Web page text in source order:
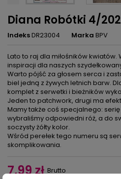
Diana Robótki 4/
IndeksDR23004 Marka BPV
Lato to raj dla miłośników kwiatów.
inspiracji dla naszych
Warto pójść za głosem serca i
biel jedną z żywych letnich barw.
komplet z serwetki i bieżników
Jeden to patchwork, drugi ma
Mamy także coś specjalnego:
wybraliśmy odpowiedni róż, a do
soczysty żółty kolor.
Wśród perełek tego numeru są
skomplikowania.
7,99 zł Brutto